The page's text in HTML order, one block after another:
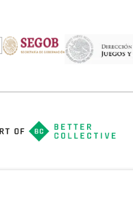
comparte emotivo